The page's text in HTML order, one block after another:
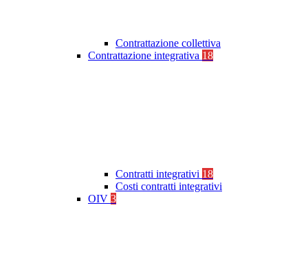
Contrattazione collettiva
Contrattazione integrativa 18
Contratti integrativi 18
Costi contratti integrativi
OIV 3